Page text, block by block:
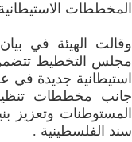
المخططات
وقالت الهيئة في
استيطانية جديدة في
جانب مخططات
المستوطنات وتعزيز
سند الفلسطينية .